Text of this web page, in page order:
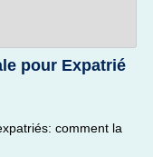
pour Expatrié
comment la